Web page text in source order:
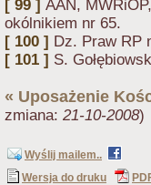
[ 99 ] AAN,
okólnikiem nr 65.
[ 100 ] Dz. Praw RP
[ 101 ] S.
« Uposażenie
zmiana: 21-10-2008)
Wyślij mailem..
Wersja do druku